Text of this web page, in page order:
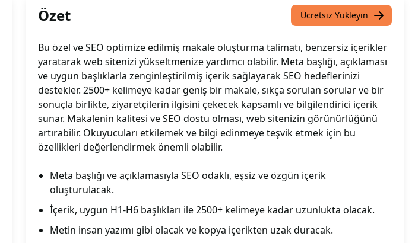
Özet Ücretsiz Yükleyin
Bu özel ve SEO optimize edilmiş makale oluşturma talimatı, benzersiz içerikler
yaratarak web sitenizi yükseltmenize yardımcı olabilir. Meta başlığı, açıklaması
ve uygun başlıklarla zenginleştirilmiş içerik sağlayarak SEO hedeflerinizi
destekler. 2500+ kelimeye kadar geniş bir makale, sıkça sorulan sorular ve bir
sonuçla birlikte, ziyaretçilerin ilgisini çekecek kapsamlı ve bilgilendirici içerik
sunar. Makalenin kalitesi ve SEO dostu olması, web sitenizin görünürlüğünü
artırabilir. Okuyucuları etkilemek ve bilgi edinmeye teşvik etmek için bu
özellikleri değerlendirmek önemli olabilir.
Meta başlığı ve açıklamasıyla SEO odaklı, eşsiz ve özgün içerik
oluşturulacak.
İçerik, uygun H1-H6 başlıkları ile 2500+ kelimeye kadar uzunlukta olacak.
Metin insan yazımı gibi olacak ve kopya içerikten uzak duracak.